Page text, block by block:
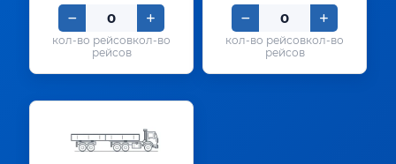
кол-во
рейсов
кол-во
рейсов